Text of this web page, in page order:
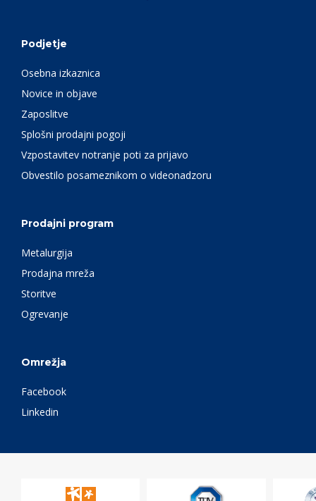
Podjetje
Osebna izkaznica
Novice in objave
Zaposlitve
Splošni prodajni pogoji
Vzpostavitev notranje poti za prijavo
Obvestilo posameznikom o videonadzoru
Prodajni program
Metalurgija
Prodajna mreža
Storitve
Ogrevanje
Omrežja
Facebook
Linkedin